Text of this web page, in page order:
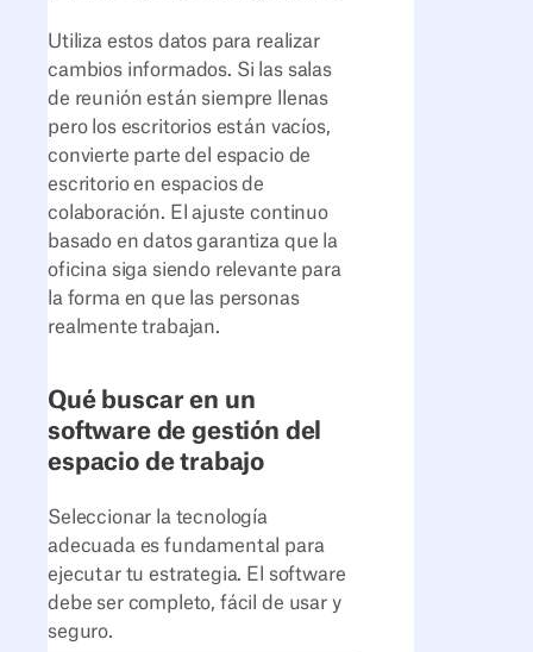
Utiliza estos datos para realizar
cambios informados. Si las salas
de reunión están siempre llenas
pero los escritorios están vacíos,
convierte parte del espacio de
escritorio en espacios de
colaboración. El ajuste continuo
basado en datos garantiza que la
oficina siga siendo relevante para
la forma en que las personas
realmente trabajan.
Qué buscar en un
software de gestión del
espacio de trabajo
Seleccionar la tecnología
adecuada es fundamental para
ejecutar tu estrategia. El software
debe ser completo, fácil de usar y
seguro.